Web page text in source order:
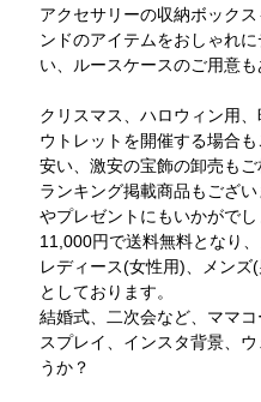
アクセサリーの収納ボック
ンドのアイテムをおしゃれ
い、ルースケースのご用意も
クリスマス、ハロウィン用
ウトレットを開催する場合も
安い、激安の宝飾の卸売もご
ランキング掲載商品もござ
やプレゼントにもいかがでし
11,000円で送料無料となり
レディース(女性用)、メン
としております。
結婚式、二次会など、ママ
スプレイ、インスタ背景、
うか？